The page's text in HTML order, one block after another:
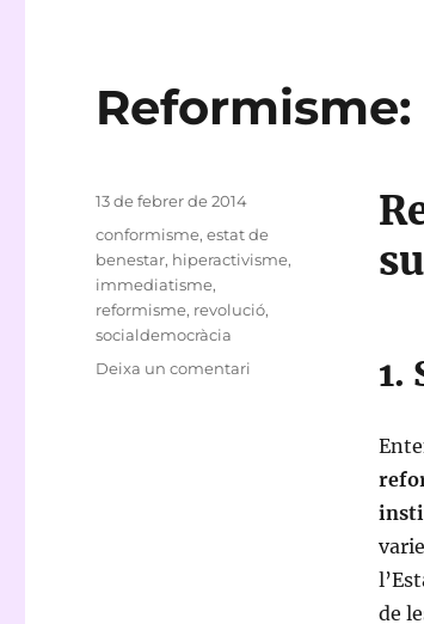
1.
de
Publicat
13 de febrer de 2014
Etiquetes
conformisme,estat de
benestar, hiperactivisme,
immediatisme,
reformisme, revolució,
socialdemocràcia
Deixa un comentari